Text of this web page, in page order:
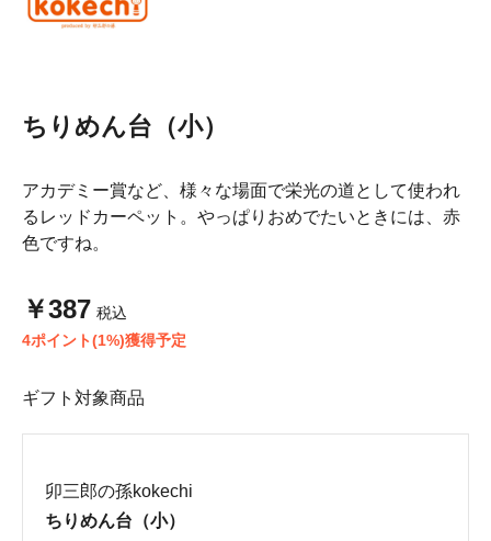
ちりめん台（小）
アカデミー賞など、様々な場面で栄光の道として使われ
るレッドカーペット。やっぱりおめでたいときには、赤
色ですね。
￥387 税込
4ポイント(1%)獲得予定
ギフト対象商品
卯三郎の孫kokechi
ちりめん台（小）